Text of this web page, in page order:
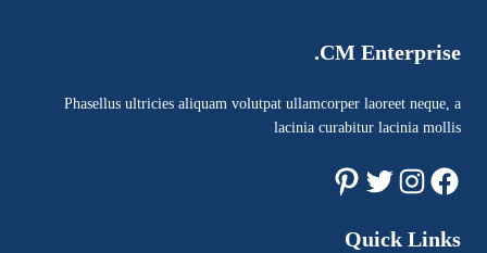
CM Enterprise.
Phasellus ultricies aliquam volutpat ullamcorper laoreet neque, a
lacinia curabitur lacinia mollis
Facebook
Instagram
Twitter
Pinterest
Quick Links